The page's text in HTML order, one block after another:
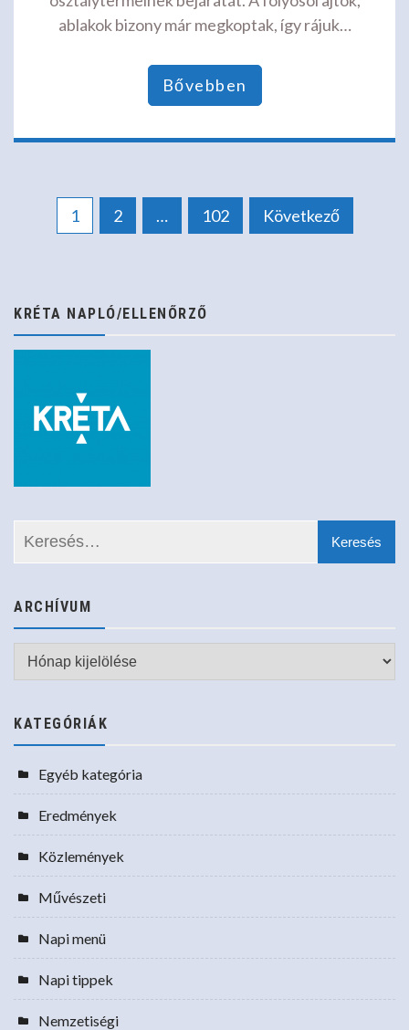
ablakok bizony már megkoptak, így rájuk…
Bővebben
Bejegyzések
1 2 … 102 Következő
KRÉTA NAPLÓ/ELLENŐRZŐ
ARCHÍVUM
Archívum
KATEGÓRIÁK
Egyéb kategória
Eredmények
Közlemények
Művészeti
Napi menü
Napi tippek
Nemzetiségi